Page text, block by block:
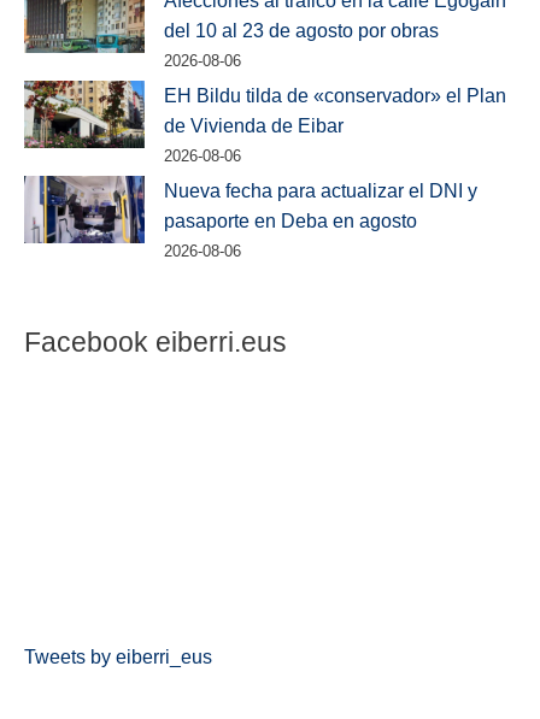
del 10 al 23 de agosto por obras
2026-08-06
EH Bildu tilda de «conservador» el Plan
de Vivienda de Eibar
2026-08-06
Nueva fecha para actualizar el DNI y
pasaporte en Deba en agosto
2026-08-06
Facebook eiberri.eus
Tweets by eiberri_eus